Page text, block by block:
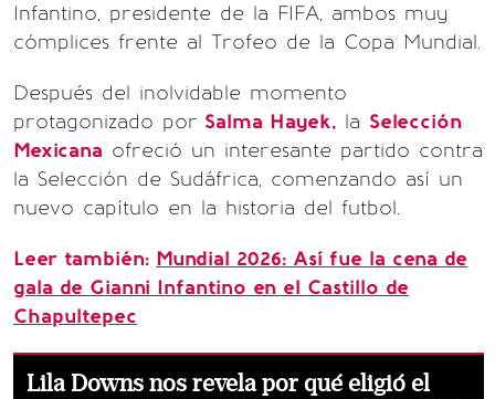
Infantino, presidente de la FIFA, ambos muy
cómplices frente al Trofeo de la Copa Mundial.
Después del inolvidable momento
protagonizado por Salma Hayek, la Selección
Mexicana ofreció un interesante partido contra
la Selección de Sudáfrica, comenzando así un
nuevo capítulo en la historia del futbol.
Leer también: Mundial 2026: Así fue la cena de
gala de Gianni Infantino en el Castillo de
Chapultepec
Lila Downs nos revela por qué eligió el